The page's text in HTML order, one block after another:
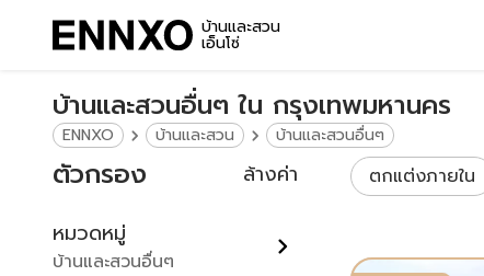
บ้านและสวน
เอ็นโซ่
บ้านและสวนอื่นๆ ใน กรุงเทพมหานคร
ENNXO บ้านและสวน บ้านและสวนอื่นๆ
ตกแต่งภายใน
ตัวกรอง
ล้างค่า
หมวดหมู่
บ้านและสวนอื่นๆ